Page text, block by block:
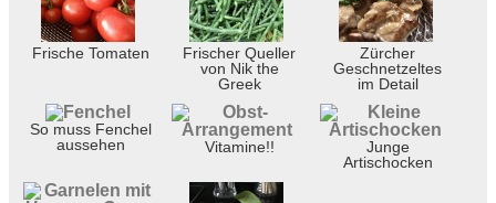
Frische Tomaten
Frischer Queller
von Nik the
Greek
Zürcher
Geschnetzeltes
im Detail
So muss Fenchel
aussehen
Vitamine!!
Junge
Artischocken